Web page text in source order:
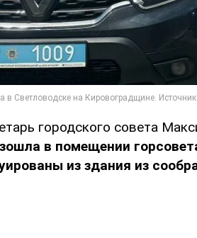
городского совета
в помещении
из здания из